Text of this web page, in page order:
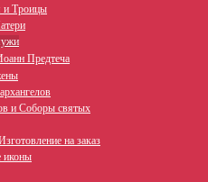
и Троицы
Предтеча
и Соборы святых
на заказ
иконы